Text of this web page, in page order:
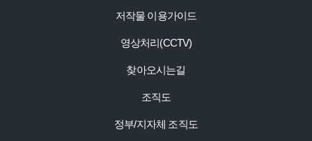
저작물 이용가이드
영상처리(CCTV)
찾아오시는길
조직도
정부/지자체 조직도